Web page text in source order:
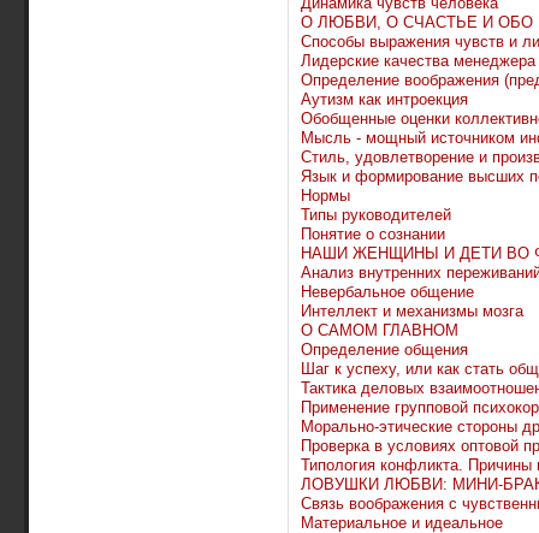
О ЛЮБВИ, О СЧАСТЬЕ И
Способы выражения чувств и
Лидерские качества менеджера
Определение воображения
Аутизм как интроекция
Обобщенные оценки
Мысль - мощный источником
Стиль, удовлетворение и
Язык и формирование высших
Нормы
Типы руководителей
Понятие о сознании
НАШИ ЖЕНЩИНЫ И ДЕТИ ВО
Анализ внутренних
Невербальное общение
Интеллект и механизмы мозга
О САМОМ ГЛАВНОМ
Определение общения
Шаг к успеху, или как стать
Тактика деловых
Применение групповой
Морально-этические стороны
Проверка в условиях оптовой
Типология конфликта. Причины
ЛОВУШКИ ЛЮБВИ: МИНИ-
Связь воображения с
Материальное и идеальное